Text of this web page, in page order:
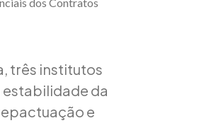
dos Contratos
três institutos
da
e